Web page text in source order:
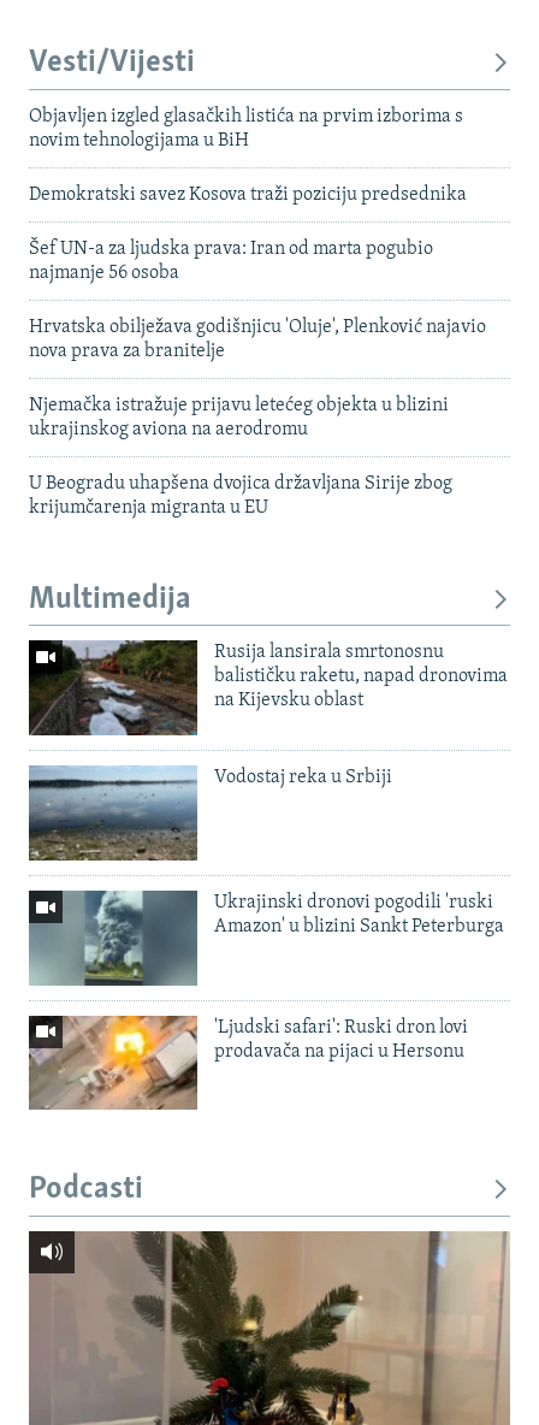
Vesti/Vijesti
Objavljen izgled glasačkih listića na prvim izborima s
novim tehnologijama u BiH
Demokratski savez Kosova traži poziciju predsednika
Šef UN-a za ljudska prava: Iran od marta pogubio
najmanje 56 osoba
Hrvatska obilježava godišnjicu 'Oluje', Plenković najavio
nova prava za branitelje
Njemačka istražuje prijavu letećeg objekta u blizini
ukrajinskog aviona na aerodromu
U Beogradu uhapšena dvojica državljana Sirije zbog
krijumčarenja migranta u EU
Multimedija
Rusija lansirala smrtonosnu
balističku raketu, napad dronovima
na Kijevsku oblast
Vodostaj reka u Srbiji
Ukrajinski dronovi pogodili 'ruski
Amazon' u blizini Sankt Peterburga
'Ljudski safari': Ruski dron lovi
prodavača na pijaci u Hersonu
Podcasti